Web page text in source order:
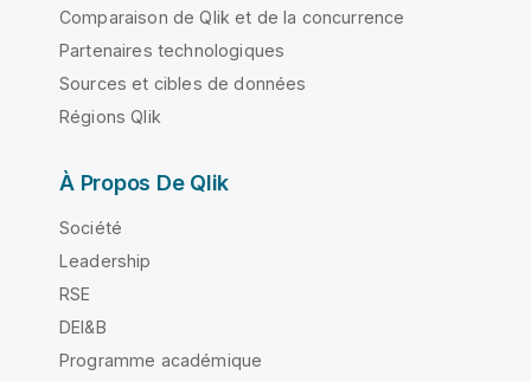
Comparaison de Qlik et de la concurrence
Partenaires technologiques
Sources et cibles de données
Régions Qlik
À Propos De Qlik
Société
Leadership
RSE
DEI&B
Programme académique